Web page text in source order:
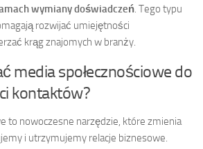
wymiany doświadczeń. Tego typu
rozwijać umiejętności
krąg znajomych w branży.
media społecznościowe do
kontaktów?
to nowoczesne narzędzie, które zmienia
i utrzymujemy relacje biznesowe.